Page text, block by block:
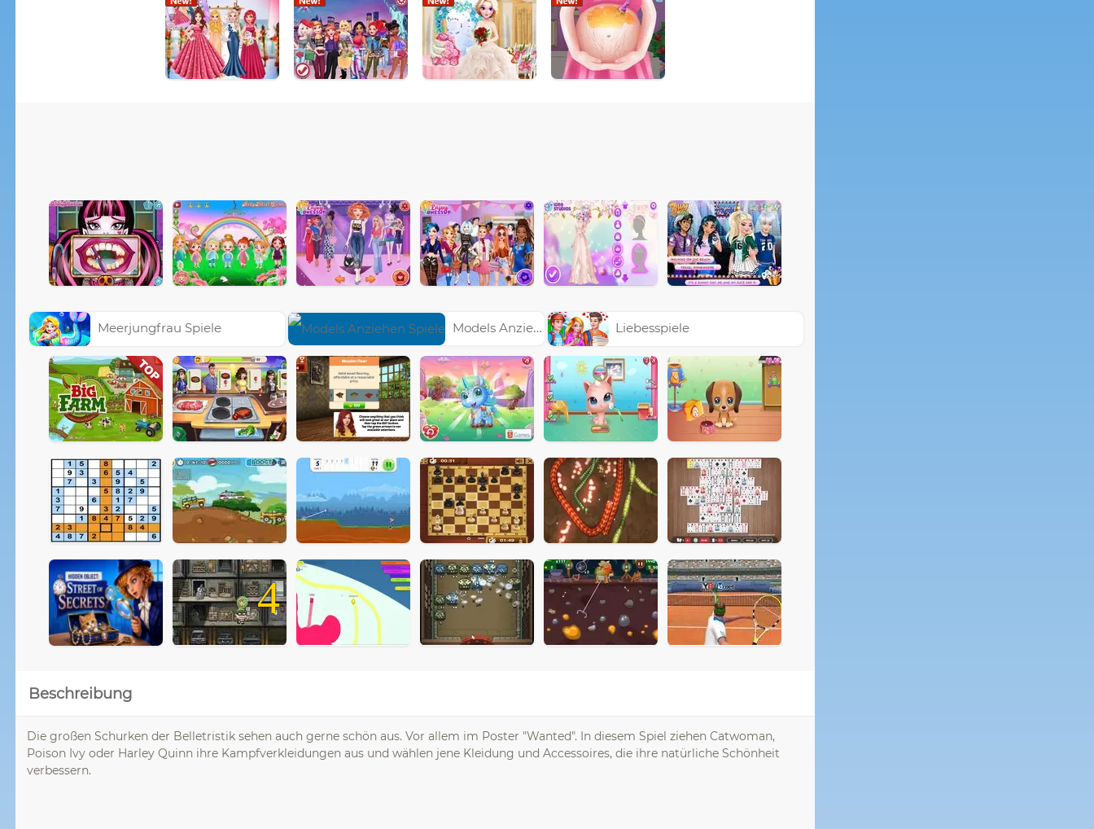
Meerjungfrau Spiele Models Anziehen Spiele Liebesspiele
4
Beschreibung
Die großen Schurken der Belletristik sehen auch gerne schön aus. Vor allem im Poster "Wanted". In diesem Spiel ziehen Catwoman,
Poison Ivy oder Harley Quinn ihre Kampfverkleidungen aus und wählen jene Kleidung und Accessoires, die ihre natürliche Schönheit
verbessern.